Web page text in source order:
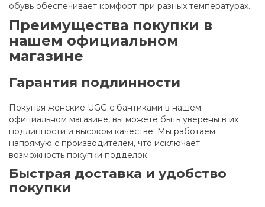
обувь обеспечивает комфорт при разных температурах.
Преимущества покупки в
нашем официальном
магазине
Гарантия подлинности
Покупая женские UGG с бантиками в нашем
официальном магазине, вы можете быть уверены в их
подлинности и высоком качестве. Мы работаем
напрямую с производителем, что исключает
возможность покупки подделок.
Быстрая доставка и удобство
покупки